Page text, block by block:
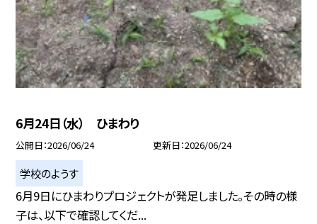
6月24日（水） ひまわり
公開日 2026/06/24 更新日 2026/06/24
学校のようす
6月9日にひまわりプロジェクトが発足しました。その時の様
子は、以下で確認してくだ...